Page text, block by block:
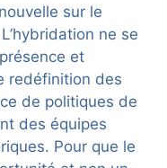
sur le
ne se
et
redéfinition des
de politiques de
des équipes
Pour que le